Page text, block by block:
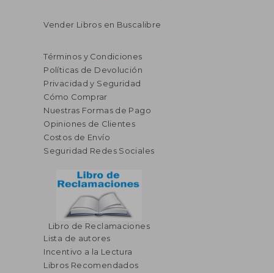
45%
dcto.
$ 244.81
Vender Libros en Buscalibre
Términos y Condiciones
Políticas de Devolución
Privacidad y Seguridad
Cómo Comprar
Nuestras Formas de Pago
Opiniones de Clientes
Costos de Envío
Seguridad Redes Sociales
Libro de Reclamaciones
Lista de autores
Incentivo a la Lectura
Libros Recomendados